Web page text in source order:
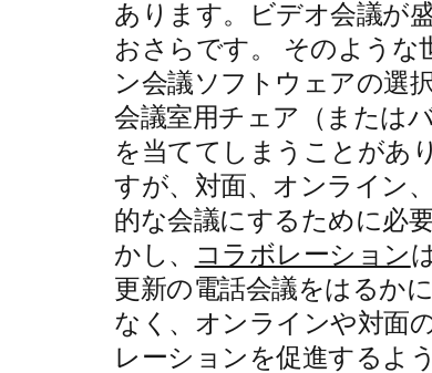
あります。ビデオ会議が
おさらです。 そのような
ン会議ソフトウェアの選
会議室用チェア（または
を当ててしまうことがあ
すが、対面、オンライン
的な会議にするために必
かし、
コラボレーション
更新の電話会議をはるか
なく、オンラインや対面
レーションを促進するよ